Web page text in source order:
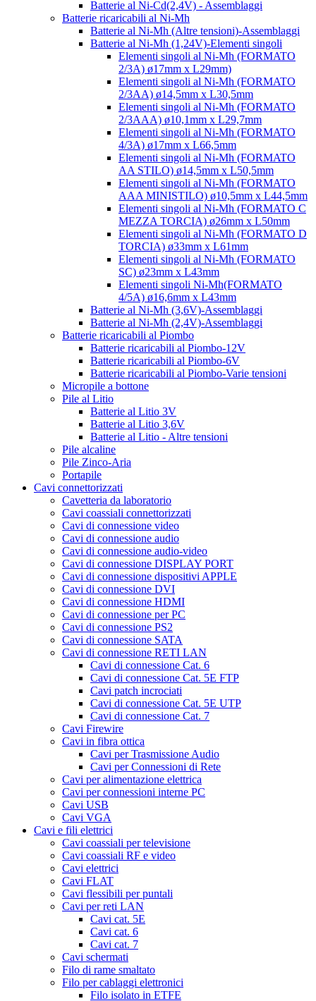
Batterie al Ni-Cd(2,4V) - Assemblaggi
Batterie ricaricabili al Ni-Mh
Batterie al Ni-Mh (Altre tensioni)-Assemblaggi
Batterie al Ni-Mh (1,24V)-Elementi singoli
Elementi singoli al Ni-Mh (FORMATO
2/3A) ø17mm x L29mm)
Elementi singoli al Ni-Mh (FORMATO
2/3AA) ø14,5mm x L30,5mm
Elementi singoli al Ni-Mh (FORMATO
2/3AAA) ø10,1mm x L29,7mm
Elementi singoli al Ni-Mh (FORMATO
4/3A) ø17mm x L66,5mm
Elementi singoli al Ni-Mh (FORMATO
AA STILO) ø14,5mm x L50,5mm
Elementi singoli al Ni-Mh (FORMATO
AAA MINISTILO) ø10,5mm x L44,5mm
Elementi singoli al Ni-Mh (FORMATO C
MEZZA TORCIA) ø26mm x L50mm
Elementi singoli al Ni-Mh (FORMATO D
TORCIA) ø33mm x L61mm
Elementi singoli al Ni-Mh (FORMATO
SC) ø23mm x L43mm
Elementi singoli Ni-Mh(FORMATO
4/5A) ø16,6mm x L43mm
Batterie al Ni-Mh (3,6V)-Assemblaggi
Batterie al Ni-Mh (2,4V)-Assemblaggi
Batterie ricaricabili al Piombo
Batterie ricaricabili al Piombo-12V
Batterie ricaricabili al Piombo-6V
Batterie ricaricabili al Piombo-Varie tensioni
Micropile a bottone
Pile al Litio
Batterie al Litio 3V
Batterie al Litio 3,6V
Batterie al Litio - Altre tensioni
Pile alcaline
Pile Zinco-Aria
Portapile
Cavi connettorizzati
Cavetteria da laboratorio
Cavi coassiali connettorizzati
Cavi di connessione video
Cavi di connessione audio
Cavi di connessione audio-video
Cavi di connessione DISPLAY PORT
Cavi di connessione dispositivi APPLE
Cavi di connessione DVI
Cavi di connessione HDMI
Cavi di connessione per PC
Cavi di connessione PS2
Cavi di connessione SATA
Cavi di connessione RETI LAN
Cavi di connessione Cat. 6
Cavi di connessione Cat. 5E FTP
Cavi patch incrociati
Cavi di connessione Cat. 5E UTP
Cavi di connessione Cat. 7
Cavi Firewire
Cavi in fibra ottica
Cavi per Trasmissione Audio
Cavi per Connessioni di Rete
Cavi per alimentazione elettrica
Cavi per connessioni interne PC
Cavi USB
Cavi VGA
Cavi e fili elettrici
Cavi coassiali per televisione
Cavi coassiali RF e video
Cavi elettrici
Cavi FLAT
Cavi flessibili per puntali
Cavi per reti LAN
Cavi cat. 5E
Cavi cat. 6
Cavi cat. 7
Cavi schermati
Filo di rame smaltato
Filo per cablaggi elettronici
Filo isolato in ETFE